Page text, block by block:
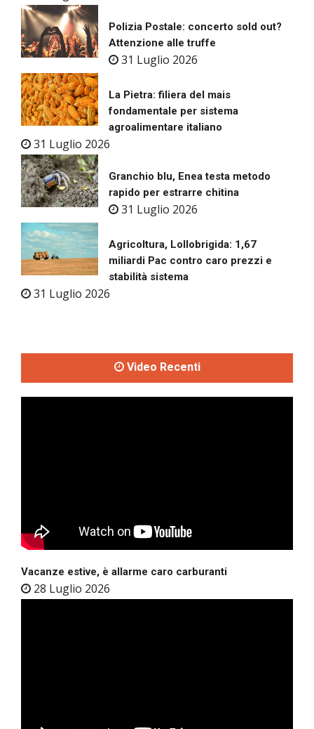
Polizia Postale: concerto sold out?
Attenzione alle truffe
31 Luglio 2026
La Pietra: filiera del mais
fondamentale per sistema
agroalimentare italiano
31 Luglio 2026
Granchio blu, Enea testa metodo
rapido per estrarre chitina
31 Luglio 2026
Agricoltura, Lollobrigida: 1,67
miliardi Pac contro caro prezzi e
stabilità sistema
31 Luglio 2026
Video Recenti
Vacanze estive, è allarme caro carburanti
28 Luglio 2026